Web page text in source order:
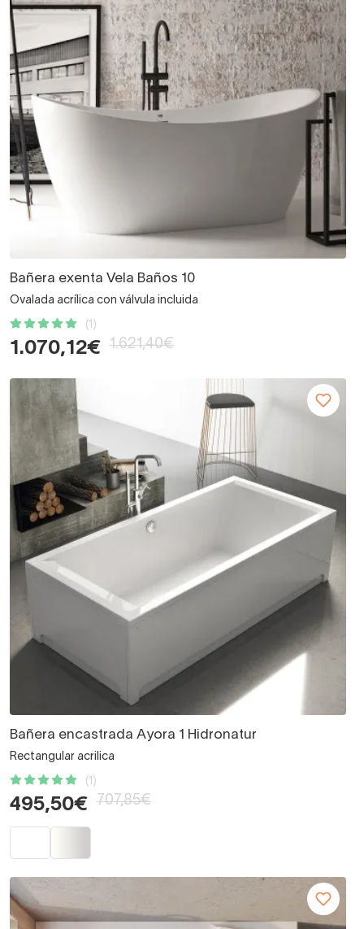
Bañera exenta Vela Baños 10
Ovalada acrílica con válvula incluida
(1)
1.070,12€ 1.621,40€
Bañera encastrada Ayora 1 Hidronatur
Rectangular acrilica
(1)
495,50€ 707,85€